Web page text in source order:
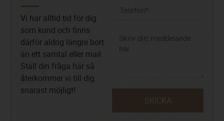
Vi har alltid tid för dig
som kund och finns
därför aldrig längre bort
än ett samtal eller mail.
Ställ din fråga här så
återkommer vi till dig
snarast möjligt!
SKICKA